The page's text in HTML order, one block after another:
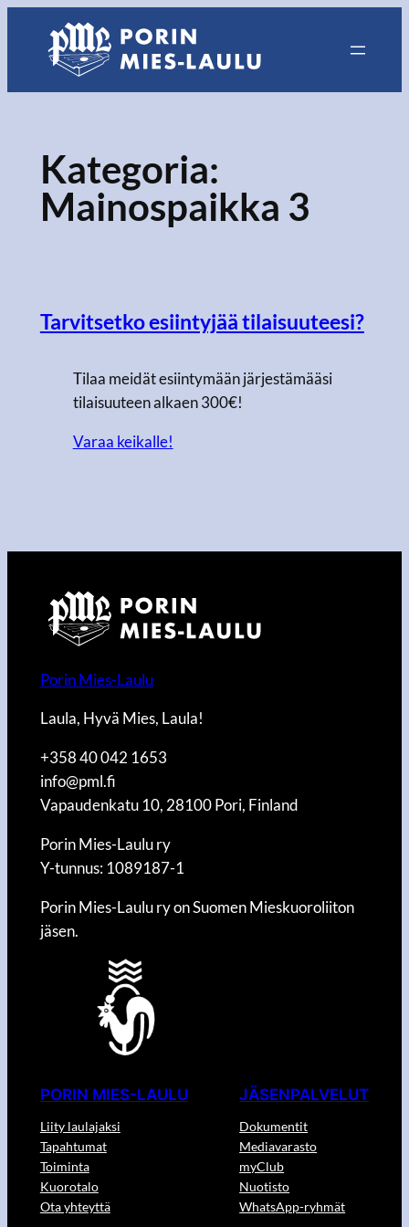
sisältöön
Kategoria:
Mainospaikka 3
Tarvitsetko esiintyjää tilaisuuteesi?
Tilaa meidät esiintymään järjestämääsi
tilaisuuteen alkaen 300€!
Varaa keikalle!
Porin Mies-Laulu
Laula, Hyvä Mies, Laula!
+358 40 042 1653
info@pml.fi
Vapaudenkatu 10, 28100 Pori, Finland
Porin Mies-Laulu ry
Y-tunnus: 1089187-1
Porin Mies-Laulu ry on Suomen Mieskuoroliiton
jäsen.
PORIN MIES-LAULU
Liity laulajaksi
Tapahtumat
Toiminta
Kuorotalo
Ota yhteyttä
JÄSENPALVELUT
Dokumentit
Mediavarasto
myClub
Nuotisto
WhatsApp-ryhmät